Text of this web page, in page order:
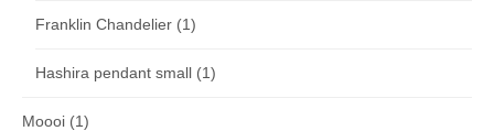
Franklin Chandelier (1)
Hashira pendant small (1)
Moooi (1)